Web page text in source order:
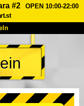
#2
OPEN 10:00-22:00
Preise